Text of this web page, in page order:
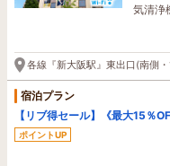
気清浄
各線『新大阪駅』東出口(南側
宿泊プラン
【リブ得セール】《最大15％
ポイントUP